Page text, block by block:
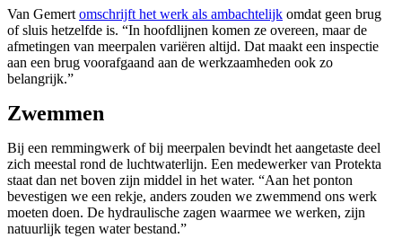
Van Gemert omschrijft het werk als ambachtelijk omdat geen brug
of sluis hetzelfde is. “In hoofdlijnen komen ze overeen, maar de
afmetingen van meerpalen variëren altijd. Dat maakt een inspectie
aan een brug voorafgaand aan de werkzaamheden ook zo
belangrijk.”
Zwemmen
Bij een remmingwerk of bij meerpalen bevindt het aangetaste deel
zich meestal rond de luchtwaterlijn. Een medewerker van Protekta
staat dan net boven zijn middel in het water. “Aan het ponton
bevestigen we een rekje, anders zouden we zwemmend ons werk
moeten doen. De hydraulische zagen waarmee we werken, zijn
natuurlijk tegen water bestand.”